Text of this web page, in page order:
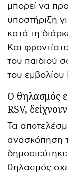
μπορεί να
υποστήριξη
κατά τη
Και
του παιδιού
του εμβολίου
Ο θηλασμός
RSV,
Τα
ανασκόπηση
θηλασμός